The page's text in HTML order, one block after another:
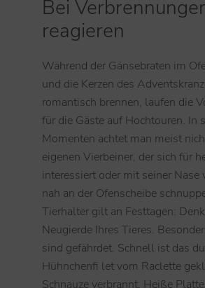
Bei
reagieren
Während der Gänsebraten im
und die Kerzen des
romantisch brennen, laufen die
für die Gäste auf Hochtouren. In
Momenten achtet man meist
eigenen Vierbeiner, der sich für
interessiert oder mit seiner Nase
nah an der Ofenscheibe
Tierhalter gilt an Festtagen:
Neugierde Ihres Tieres.
sind gefährdet. Schnell ist das
Hühnchenfi let vom Raclette
Schnauze verbrannt. Heiße